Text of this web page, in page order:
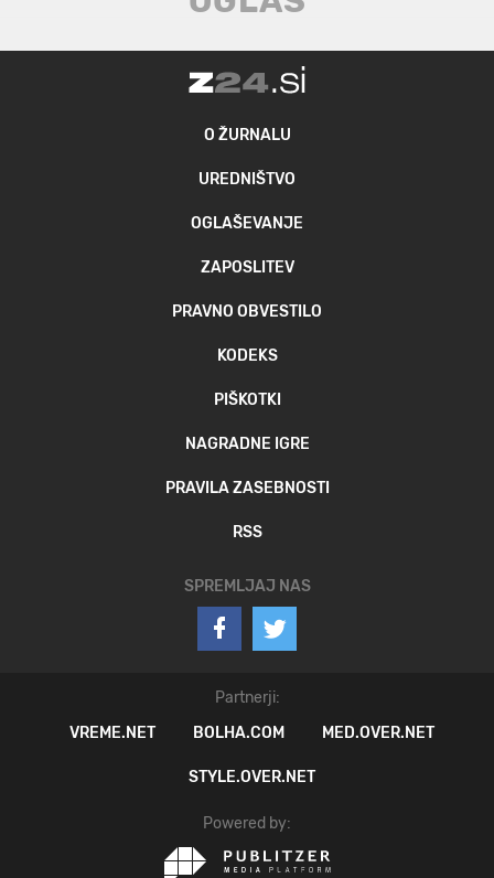
O ŽURNALU
UREDNIŠTVO
OGLAŠEVANJE
ZAPOSLITEV
PRAVNO OBVESTILO
KODEKS
PIŠKOTKI
NAGRADNE IGRE
PRAVILA ZASEBNOSTI
RSS
SPREMLJAJ NAS
Partnerji:
VREME.NET
BOLHA.COM MED.OVER.NET
STYLE.OVER.NET
Powered by: